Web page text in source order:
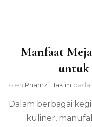
Manfaat
untuk
oleh Rhamzi Hakim pada
Dalam berbagai
kuliner,